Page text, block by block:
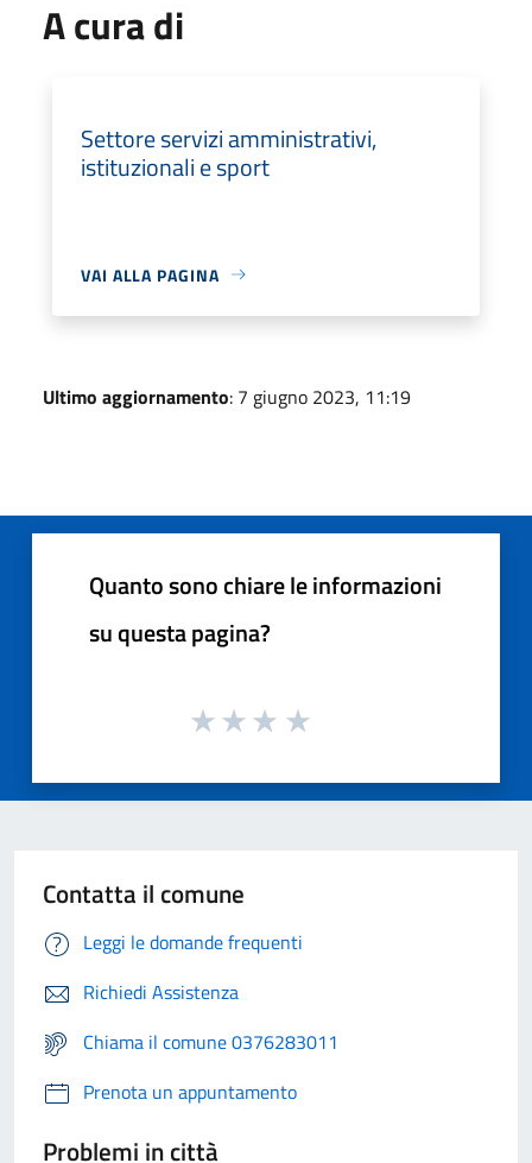
A cura di
Settore servizi amministrativi,
istituzionali e sport
VAI ALLA PAGINA
Ultimo aggiornamento: 7 giugno 2023, 11:19
Quanto sono chiare le informazioni
su questa pagina?
Contatta il comune
Leggi le domande frequenti
Richiedi Assistenza
Chiama il comune 0376283011
Prenota un appuntamento
Problemi in città